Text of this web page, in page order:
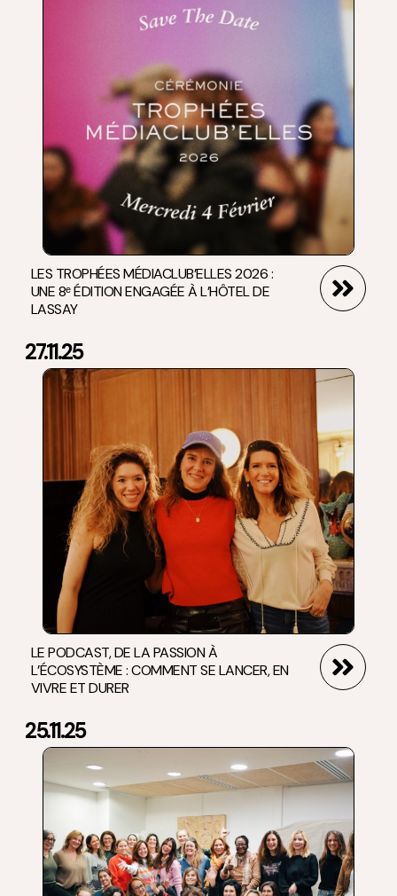
LES TROPHÉES MÉDIACLUB’ELLES 2026 :
UNE 8ᵉ ÉDITION ENGAGÉE À L’HÔTEL DE
LASSAY
27.11.25
LE PODCAST, DE LA PASSION À
L’ÉCOSYSTÈME : COMMENT SE LANCER, EN
VIVRE ET DURER
25.11.25